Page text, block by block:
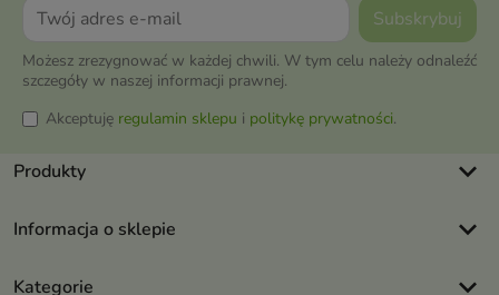
Możesz zrezygnować w każdej chwili. W tym celu należy odnaleźć
szczegóły w naszej informacji prawnej.
Akceptuję regulamin sklepu i politykę prywatności.
Produkty keyboard_arrow_down
Informacja o sklepie keyboard_arrow_down
Kategorie keyboard_arrow_down